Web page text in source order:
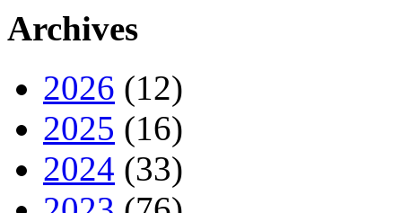
Archives
2026 (12)
2025 (16)
2024 (33)